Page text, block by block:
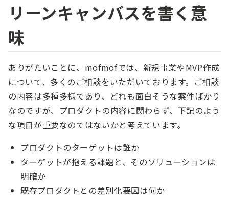
リーンキャンバスを書く意
味
ありがたいことに、mofmofでは、新規事業やMVP作成
について、多くのご相談をいただいております。ご相談
の内容は多種多様であり、どれも面白そうな案件ばかり
なのですが、プロダクトの内容に関わらず、下記のよう
な項目が重要なのではないかと考えています。
プロダクトのターゲットは誰か
ターゲットが抱える課題と、そのソリューションは
明確か
既存プロダクトとの差別化要因は何か